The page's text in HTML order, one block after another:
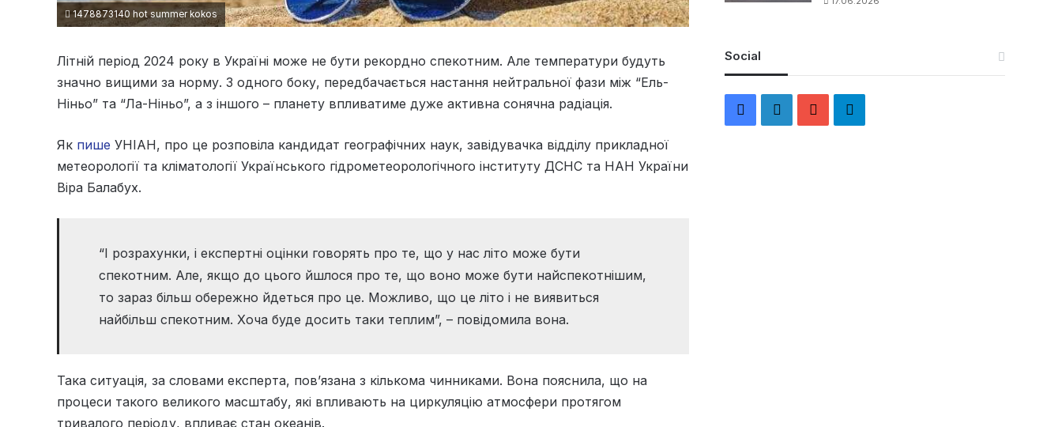
1478873140 hot summer kokos
Літній період 2024 року в Україні може не бути рекордно спекотним. Але температури будуть
значно вищими за норму. З одного боку, передбачається настання нейтральної фази між “Ель-
Ніньо” та “Ла-Ніньо”, а з іншого – планету впливатиме дуже активна сонячна радіація.
Як пише УНІАН, про це розповіла кандидат географічних наук, завідувачка відділу прикладної
метеорології та кліматології Українського гідрометеорологічного інституту ДСНС та НАН України
Віра Балабух.
“І розрахунки, і експертні оцінки говорять про те, що у нас літо може бути
спекотним. Але, якщо до цього йшлося про те, що воно може бути найспекотнішим,
то зараз більш обережно йдеться про це. Можливо, що це літо і не виявиться
найбільш спекотним. Хоча буде досить таки теплим”, – повідомила вона.
Така ситуація, за словами експерта, пов’язана з кількома чинниками. Вона пояснила, що на
процеси такого великого масштабу, які впливають на циркуляцію атмосфери протягом
тривалого періоду, впливає стан океанів.
Social